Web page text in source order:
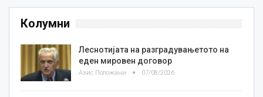
Колумни
Леснотијата на разградувањетото на
еден мировен договор
Азис Положани 07/08/2026